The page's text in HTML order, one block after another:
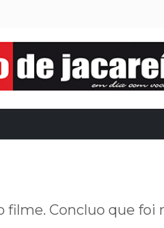
filme. Concluo que foi